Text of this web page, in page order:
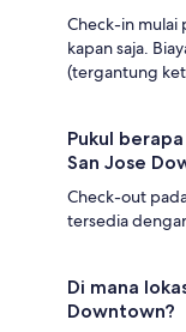
Check-in mulai
kapan saja.
(tergantung
Pukul
San Jose
Check-out
tersedia
Di mana
Downtown?